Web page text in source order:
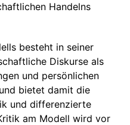
Handelns
besteht in seiner
Diskurse als
und persönlichen
bietet damit die
und differenzierte
am Modell wird vor